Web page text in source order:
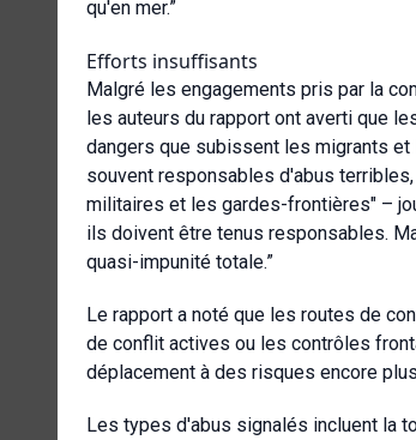
qu'en mer.”
Efforts insuffisants
Malgré les engagements pris par la
les auteurs du rapport ont averti que
dangers que subissent les migrants
souvent responsables d'abus
militaires et les gardes-frontières" –
ils doivent être tenus responsables.
quasi-impunité totale.”
Le rapport a noté que les routes de
de conflit actives ou les contrôles
déplacement à des risques encore
Les types d'abus signalés incluent la